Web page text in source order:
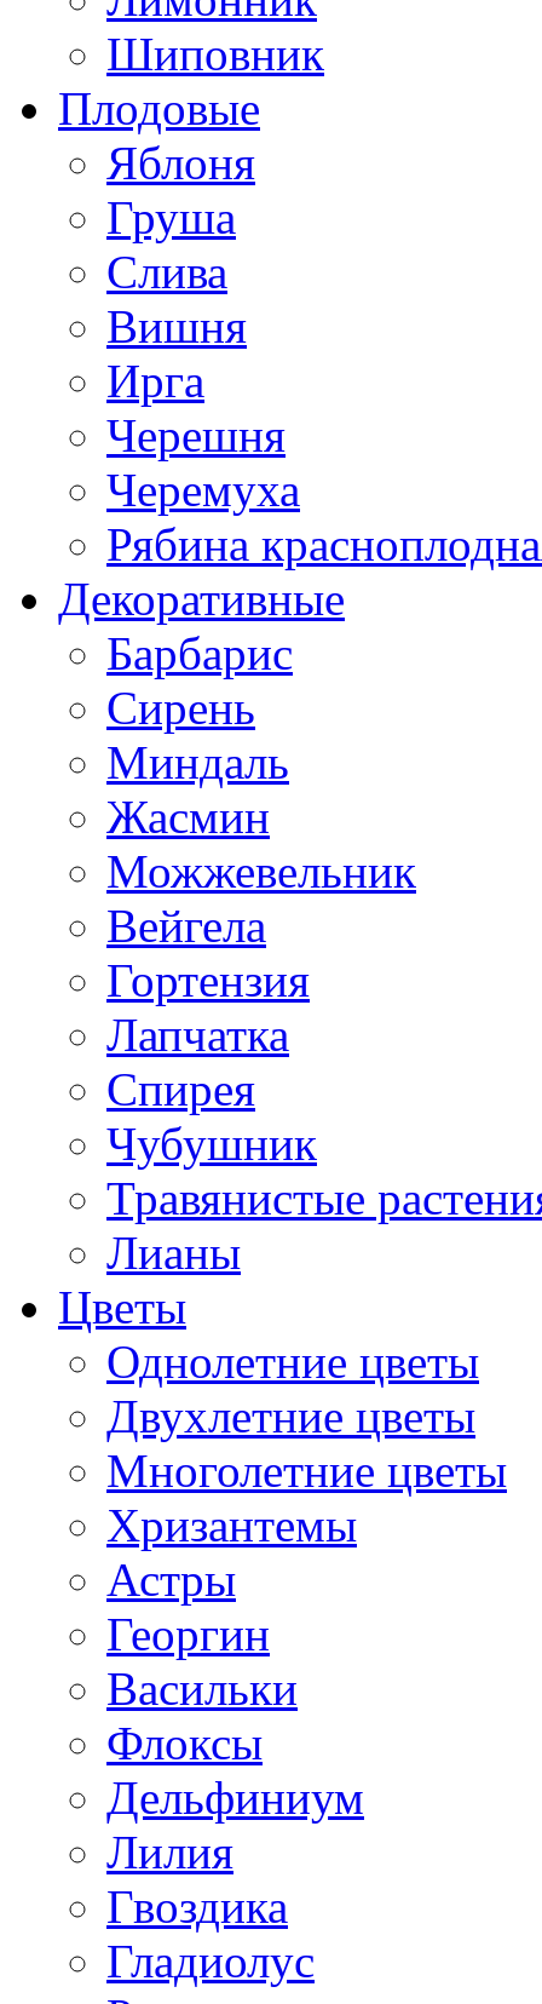
Шиповник
Плодовые
Яблоня
Груша
Слива
Вишня
Ирга
Черешня
Черемуха
Рябина
Декоративные
Барбарис
Сирень
Миндаль
Жасмин
Можжевельник
Вейгела
Гортензия
Лапчатка
Спирея
Чубушник
Травянистые
Лианы
Цветы
Однолетние цветы
Двухлетние цветы
Многолетние цветы
Хризантемы
Астры
Георгин
Васильки
Флоксы
Дельфиниум
Лилия
Гвоздика
Гладиолус